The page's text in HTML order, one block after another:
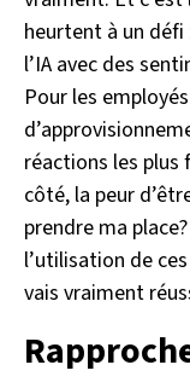
heurtent à un
l’IA avec des
Pour les
réactions les plus
côté, la peur
prendre ma
l’utilisation de
vais vraiment